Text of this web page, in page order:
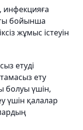
инфекцияға
бойынша
жұмыс істеуін
етуді
ету
болуы үшін,
үшін қалалар